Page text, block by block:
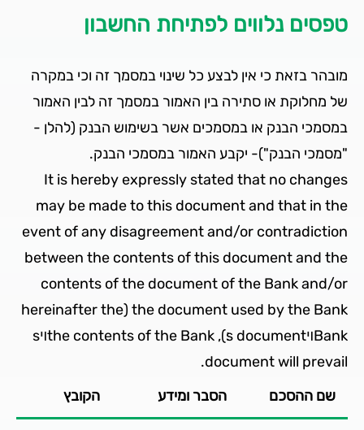
טפסים נלווים לפתיחת החשבון
מובהר בזאת כי אין לבצע כל שינוי במסמך זה וכי במקרה
של מחלוקת או סתירה בין האמור במסמך זה לבין האמור
במסמכי הבנק או במסמכים אשר בשימוש הבנק (להלן ­
"מסמכי הבנק")- יקבע האמור במסמכי הבנק.
It is hereby expressly stated that no changes
may be made to this document and that in the
event of any disagreement and/or contradiction
between the contents of this document and the
contents of the document of the Bank and/or
the document used by the Bank (hereinafter the
Bankױs document׃), the contents of the Bankױs
document will prevail.
שם ההסכם
הסבר ומידע הקובץ